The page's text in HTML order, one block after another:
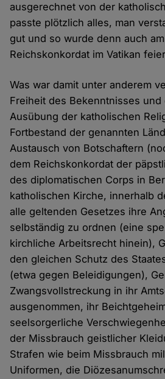
ausgerechnet von der
passte plötzlich alles, man
gut und so wurde denn auch
Reichskonkordat im Vatikan
Was war damit unter anderem
Freiheit des Bekenntnisses
Ausübung der katholischen
Fortbestand der genannten
Austausch von Botschaftern
dem Reichskonkordat der
des diplomatischen Corps in
katholischen Kirche, innerhalb
alle geltenden Gesetzes ihre
selbständig zu ordnen (eine
kirchliche Arbeitsrecht hinein),
den gleichen Schutz des
(etwa gegen Beleidigungen),
Zwangsvollstreckung in ihr
ausgenommen, ihr
seelsorgerliche
der Missbrauch geistlicher
Strafen wie beim Missbrauch
Uniformen, die